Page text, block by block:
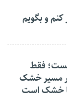
و بگویم
فقط
مسیر خشک
خشک است